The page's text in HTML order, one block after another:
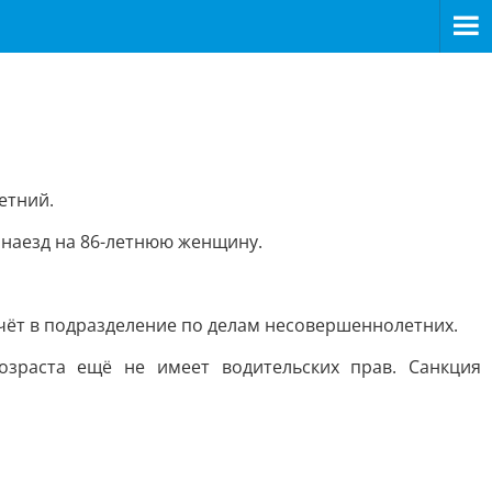
на 86-летнюю женщину.
в подразделение по делам несовершеннолетних.
ещё не имеет водительских прав. Санкция